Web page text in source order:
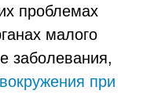
проблемах
малого
заболевания,
при